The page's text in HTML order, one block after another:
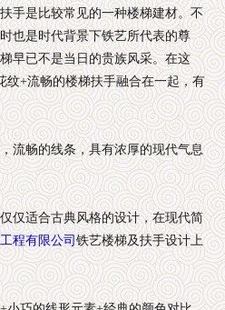
手是比较常见的一种楼梯建材。不
也是时代背景下铁艺所代表的尊
早已不是当日的贵族风采。在这
纹+流畅的楼梯扶手融合在一起，有
流畅的线条，具有浓厚的现代气息
仅适合古典风格的设计，在现代简
程有限公司铁艺楼梯及扶手设计上